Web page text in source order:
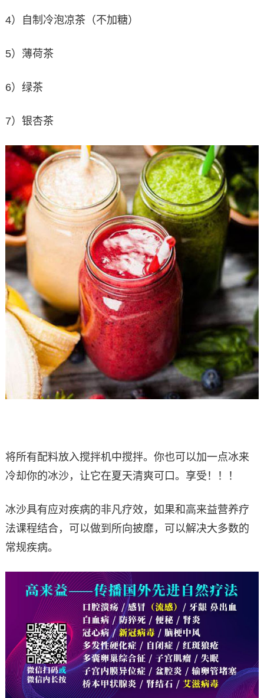
4）自制冷泡凉茶（不加糖）
5）薄荷茶
6）绿茶
7）银杏茶
将所有配料放入搅拌机中搅拌。你也可以加一点冰来
冷却你的冰沙，让它在夏天清爽可口。享受！！！
冰沙具有应对疾病的非凡疗效，如果和高来益营养疗
法课程结合，可以做到所向披靡，可以解决大多数的
常规疾病。